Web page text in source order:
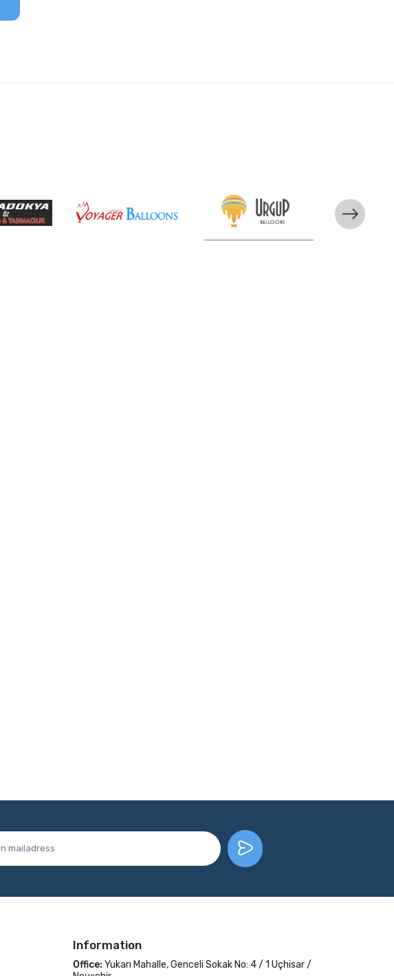
Information
Office: Yukarı Mahalle, Genceli Sokak No: 4 / 1 Uçhisar /